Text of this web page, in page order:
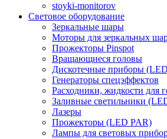
stoyki-monitorov
Световое оборудование
Зеркальные шары
Моторы для зеркальных
Прожекторы Pinspot
Вращающиеся головы
Дискотечные приборы
Генераторы спецэффектов
Расходники, жидкости для
Заливные светильники
Лазеры
Прожекторы (LED PAR)
Лампы для световых